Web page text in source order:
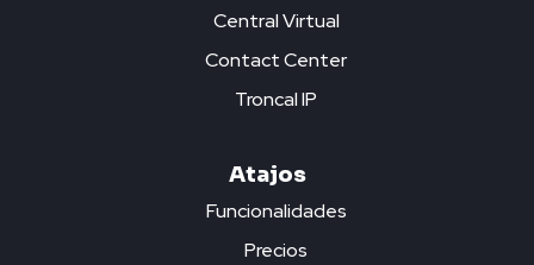
Central Virtual
Contact Center
Troncal IP
Atajos
Funcionalidades
Precios